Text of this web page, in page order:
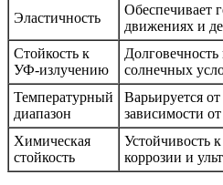
Эластичность
Обеспечивает
движениях и
Стойкость к
УФ-излучению
солнечных
Температурный
диапазон
Варьируется
зависимости
Химическая
стойкость
Устойчивость
коррозии и